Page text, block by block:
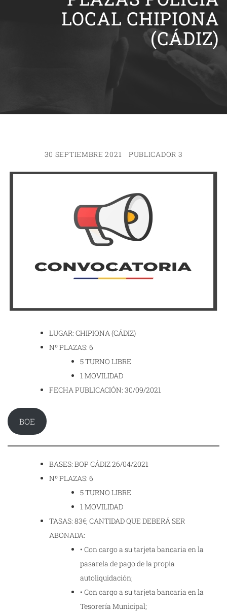
LOCAL CHIPIONA
(CÁDIZ)
30 SEPTIEMBRE 2021 PUBLICADOR 3
LUGAR: CHIPIONA (CÁDIZ)
Nº PLAZAS: 6
5 TURNO LIBRE
1 MOVILIDAD
FECHA PUBLICACIÓN: 30/09/2021
BOE
BASES: BOP CÁDIZ 26/04/2021
Nº PLAZAS: 6
5 TURNO LIBRE
1 MOVILIDAD
TASAS: 83€; CANTIDAD QUE DEBERÁ SER
ABONADA:
• Con cargo a su tarjeta bancaria en la
pasarela de pago de la propia
autoliquidación;
• Con cargo a su tarjeta bancaria en la
Tesorería Municipal;